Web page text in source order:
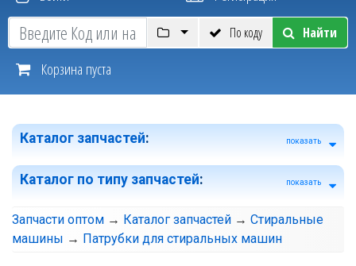
По коду Найти
Корзина пуста
Каталог запчастей: показать
Каталог по типу запчастей: показать
Запчасти оптом → Каталог запчастей → Стиральные
машины → Патрубки для стиральных машин